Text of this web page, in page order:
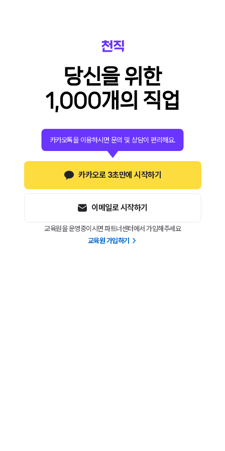
당신을 위한
1,000개의 직업
카카오로 3초만에 시작하기
카카오톡을 이용하시면 문의 및 상담이 편리해요.
이메일로 시작하기
교육원을 운영중이시면 파트너센터에서 가입해주세요
교육원 가입하기